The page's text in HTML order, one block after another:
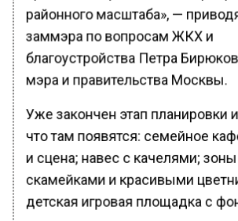
районного масштаба», —
заммэра по вопросам ЖКХ и
благоустройства Петра
мэра и правительства Москвы.
Уже закончен этап планировки
что там появятся: семейное
и сцена; навес с качелями;
скамейками и красивыми
детская игровая площадка с